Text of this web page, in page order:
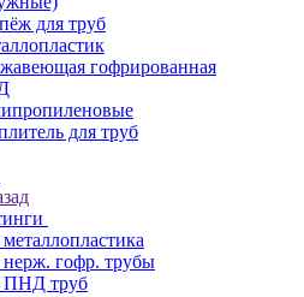
для труб
гофрированная
для труб
нерж. гофр. трубы
ПНД труб